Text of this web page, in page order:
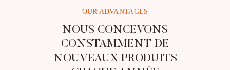
OUR ADVANTAGES
NOUS CONCEVONS
CONSTAMMENT DE
NOUVEAUX PRODUITS